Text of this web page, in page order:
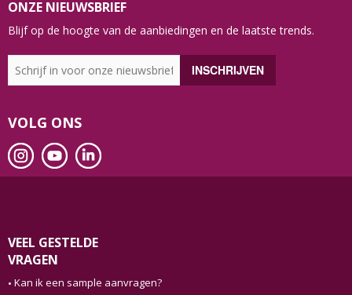
ONZE NIEUWSBRIEF
Blijf op de hoogte van de aanbiedingen en de laatste trends.
VOLG ONS
VEEL GESTELDE
VRAGEN
Kan ik een sample aanvragen?